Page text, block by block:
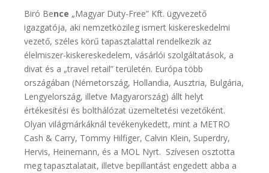
Biró Bence „Magyar Duty-Free” Kft. ügyvezető
igazgatója, aki nemzetközileg ismert kiskereskedelmi
vezető, széles körű tapasztalattal rendelkezik az
élelmiszer-kiskereskedelem, vásárlói szolgáltatások, a
divat és a „travel retail” területén. Európa több
országában (Németország, Hollandia, Ausztria, Bulgária,
Lengyelország, illetve Magyarország) állt helyt
értékesítési és bolthálózat üzemeltetési vezetőként.
Olyan világmárkáknál tevékenykedett, mint a METRO
Cash & Carry, Tommy Hilfiger, Calvin Klein, Superdry,
Hervis, Heinemann, és a MOL Nyrt. Szívesen osztotta
meg tapasztalatait, illetve bepillantást engedett abba a